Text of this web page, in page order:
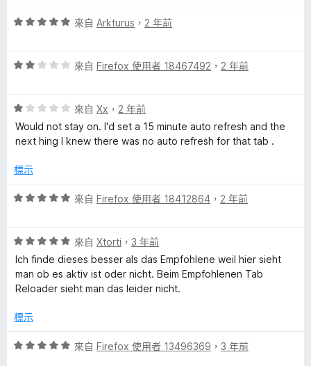
m
a
t
i
T
a
b
R
e
評
分
分
5
分
來自 Arkturus ， 2 年前
評
分
，
滿
5
來自 Firefox 使用者 18467492 ， 2 年前
評
價
1
，
分
來自 Xx ， 2 年前
Would not stay on. I'd set a 15 minute auto refresh and the
next hing I knew there was no auto refresh for that tab .
標示
評
分
，
滿
分
分
來自 Firefox 使用者 18412864 ， 2 年前
評
價
5
分
滿
5
來自 Xtorti ， 3 年前
Ich finde dieses besser als das Empfohlene weil hier sieht
man ob es aktiv ist oder nicht. Beim Empfohlenen Tab
Reloader sieht man das leider nicht.
標示
評
來自 Firefox 使用者 13496369 ， 3 年前